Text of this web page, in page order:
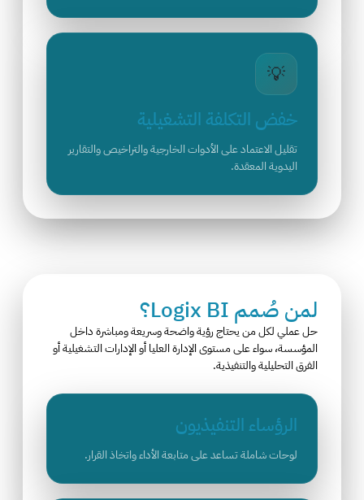
💡
خفض التكلفة التشغيلية
تقليل الاعتماد على الأدوات الخارجية والتراخيص والتقارير
اليدوية المعقدة.
لمن صُمم Logix BI؟
حل عملي لكل من يحتاج رؤية واضحة وسريعة ومباشرة داخل
المؤسسة، سواء على مستوى الإدارة العليا أو الإدارات التشغيلية أو
الفرق التحليلية والتنفيذية.
الرؤساء التنفيذيون
لوحات شاملة تساعد على متابعة الأداء واتخاذ القرار.